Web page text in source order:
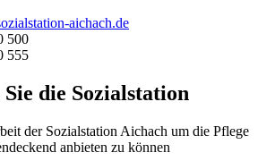
aichach.de
500
555
die Sozialstation
der Sozialstation Aichach um die Pflege
anbieten zu können